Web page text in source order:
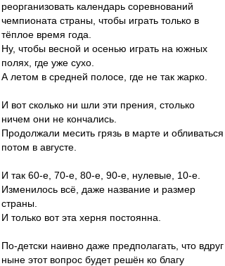
реорганизовать календарь соревнований
чемпионата страны, чтобы играть только в
тёплое время года.
Ну, чтобы весной и осенью играть на южных
полях, где уже сухо.
А летом в средней полосе, где не так жарко.
И вот сколько ни шли эти прения, столько
ничем они не кончались.
Продолжали месить грязь в марте и обливаться
потом в августе.
И так 60-е, 70-е, 80-е, 90-е, нулевые, 10-е.
Изменилось всё, даже название и размер
страны.
И только вот эта херня постоянна.
По-детски наивно даже предполагать, что вдруг
ныне этот вопрос будет решён ко благу